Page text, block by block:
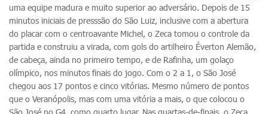
uma equipe madura e muito superior ao adversário. Depois de 15
minutos iniciais de presssão do São Luiz, inclusive com a abertura
do placar com o centroavante Michel, o Zeca tomou o controle da
partida e construiu a virada, com gols do artilheiro Éverton Alemão,
de cabeça, ainda no primeiro tempo, e de Rafinha, um golaço
olímpico, nos minutos finais do jogo. Com o 2 a 1, o São José
chegou aos 17 pontos e cinco vitórias. Mesmo número de pontos
que o Veranópolis, mas com uma vitória a mais, o que colocou o
São José no G4, como quarto lugar. Nas quartas-de-finais, o Zeca